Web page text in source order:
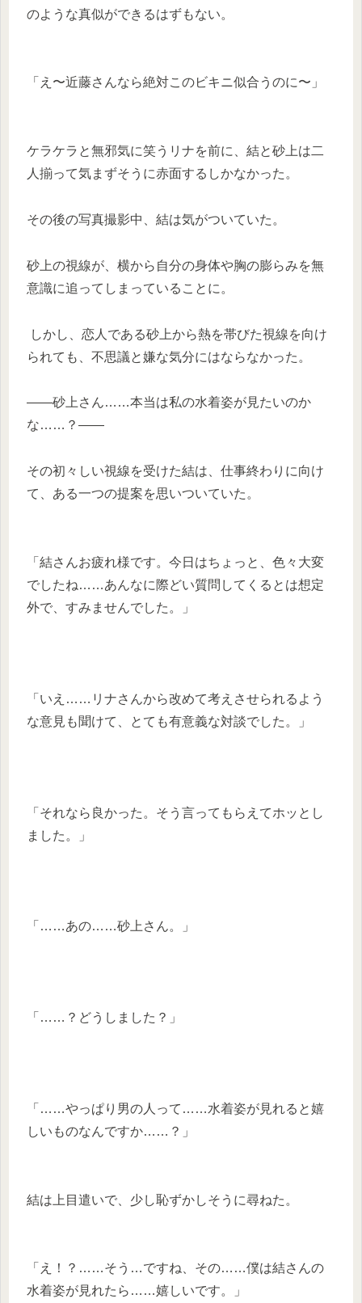
のような真似ができるはずもない。
「え〜近藤さんなら絶対このビキニ似合うのに〜」
ケラケラと無邪気に笑うリナを前に、結と砂上は二
人揃って気まずそうに赤面するしかなかった。
その後の写真撮影中、結は気がついていた。
砂上の視線が、横から自分の身体や胸の膨らみを無
意識に追ってしまっていることに。
しかし、恋人である砂上から熱を帯びた視線を向け
られても、不思議と嫌な気分にはならなかった。
——砂上さん……本当は私の水着姿が見たいのか
な……？——
その初々しい視線を受けた結は、仕事終わりに向け
て、ある一つの提案を思いついていた。
「結さんお疲れ様です。今日はちょっと、色々大変
でしたね……あんなに際どい質問してくるとは想定
外で、すみま せんでした。」
「いえ……リナさんから改めて考えさせられるよう
な意見も聞けて、とても有意義な対談でした。」
「それなら良かった。そう言ってもらえてホッとし
ました。」
「……あの……砂上さん。」
「……？どうしました？」
「……やっぱり男の人って……水着姿が見れると嬉
しいものなんですか……？」
結は上目遣いで、少し恥ずかしそうに尋ねた。
「え！？……そう…ですね、その……僕は結さんの
水着姿が見れたら……嬉しいです。」